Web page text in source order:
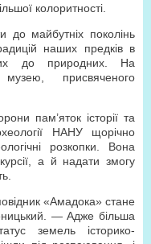
колоритності.
до майбутніх поколінь
наших предків в
до природних. На
музею, присвяченого
пам’яток історії та
НАНУ щорічно
розкопки. Вона
а й надати змогу
«Амадока» стане
— Адже більша
земель історико-